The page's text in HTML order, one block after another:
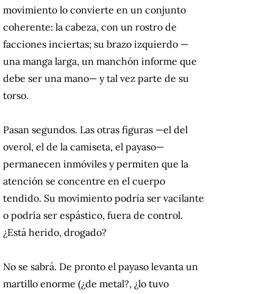
movimiento lo convierte en un conjunto
coherente: la cabeza, con un rostro de
facciones inciertas; su brazo izquierdo —
una manga larga, un manchón informe que
debe ser una mano— y tal vez parte de su
torso.
Pasan segundos. Las otras figuras —el del
overol, el de la camiseta, el payaso—
permanecen inmóviles y permiten que la
atención se concentre en el cuerpo
tendido. Su movimiento podría ser vacilante
o podría ser espástico, fuera de control.
¿Está herido, drogado?
No se sabrá. De pronto el payaso levanta un
martillo enorme (¿de metal?, ¿lo tuvo